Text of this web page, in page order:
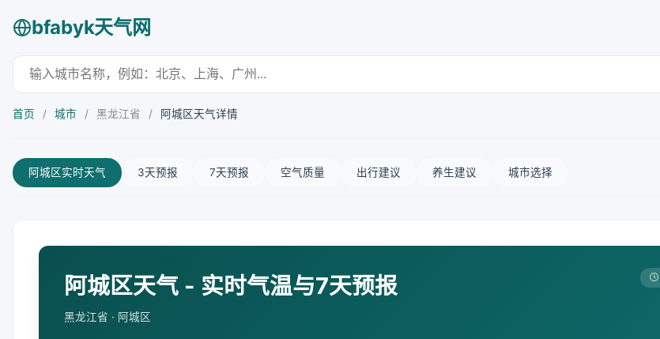
bfabyk天气网
首页 / 城市 / 黑龙江省 / 阿城区天气详情
阿城区实时天气 3天预报 7天预报 空气质量 出行建议 养生建议 城市选择
阿城区天气 - 实时气温与7天预报
黑龙江省 · 阿城区